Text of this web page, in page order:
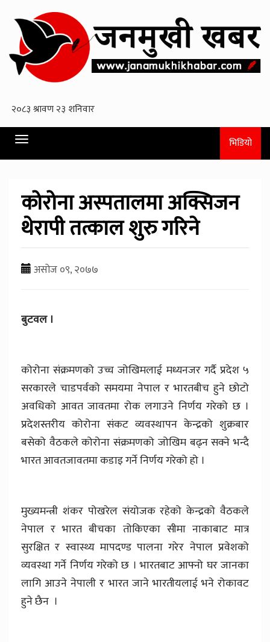
Toggle
navigation
भिडियो
कोरोना अस्पतालमा अक्सिजन
थेरापी तत्काल शुरु गरिने
असोज ०९, २०७७
बुटवल ।
कोरोना संक्रमणको उच्च जोखिमलाई मध्यनजर गर्दै प्रदेश ५
सरकारले चाडपर्वको समयमा नेपाल र भारतबीच हुने छोटो
अवधिको आवत जावतमा रोक लगाउने निर्णय गरेको छ ।
प्रदेशस्तरीय कोरोना संकट व्यवस्थापन केन्द्रको शुक्रबार
बसेको वैठकले कोरोना संक्रमणको जोखिम बढ्न सक्ने भन्दै
भारत आवतजावतमा कडाइ गर्ने निर्णय गरेको हो ।
मुख्यमन्त्री शंकर पोखरेल संयोजक रहेको केन्द्रको वैठकले
नेपाल र भारत बीचका तोकिएका सीमा नाकाबाट मात्र
सुरक्षित र स्वास्थ्य मापदण्ड पालना गरेर नेपाल प्रवेशको
व्यवस्था गर्ने निर्णय गरेको छ । भारतबाट आफ्नो घर जानका
लागि आउने नेपाली र भारत जाने भारतीयलाई भने रोकावट
हुने छैन ।